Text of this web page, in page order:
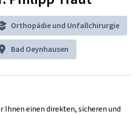
Orthopädie und Unfallchirurgie
Bad Oeynhausen
einen direkten, sicheren und